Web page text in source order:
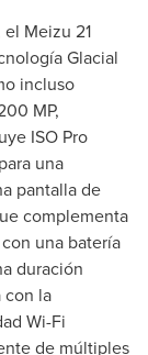
Meizu 21
Glacial
incluso
MP,
ISO Pro
una
pantalla de
complementa
una batería
duración
con la
Wi-Fi
de múltiples